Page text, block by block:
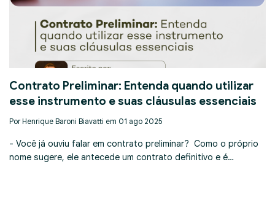
Contrato Preliminar: Entenda quando utilizar
esse instrumento e suas cláusulas essenciais
Por Henrique Baroni Biavatti em 01 ago 2025
- Você já ouviu falar em contrato preliminar? Como o próprio
nome sugere, ele antecede um contrato definitivo e é…